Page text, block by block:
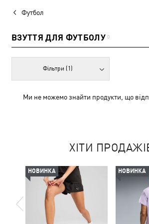
Футбол
ВЗУТТЯ ДЛЯ ФУТБОЛУ 0
Фільтри (1)
Ми не можемо знайти продукти, що
ХІТИ
НОВИНКА НОВИНКА